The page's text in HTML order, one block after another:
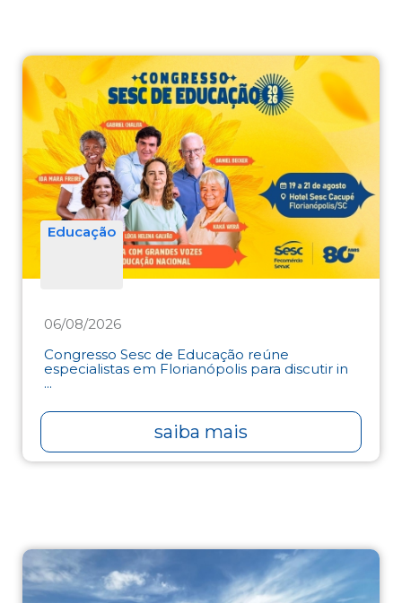
Educação
06/08/2026
Congresso Sesc de Educação reúne
especialistas em Florianópolis para discutir in
...
saiba mais